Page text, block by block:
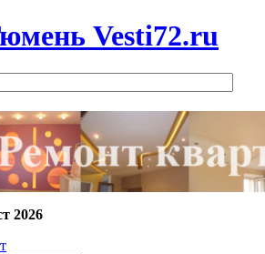
Vesti72.ru
2026